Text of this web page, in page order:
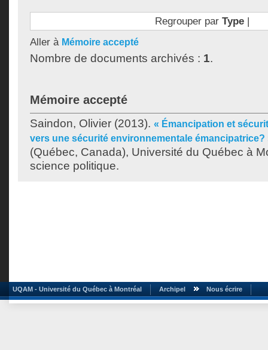
Regrouper par Type|
Aller à Mémoire accepté
Nombre de documents archivés : 1.
Mémoire accepté
Saindon, Olivier (2013). « Émancipation et
vers une sécurité environnementale émancipatrice?
(Québec, Canada), Université du Québec à
science politique.
UQAM - Université du Québec à Montréal Archipel Nous écrire